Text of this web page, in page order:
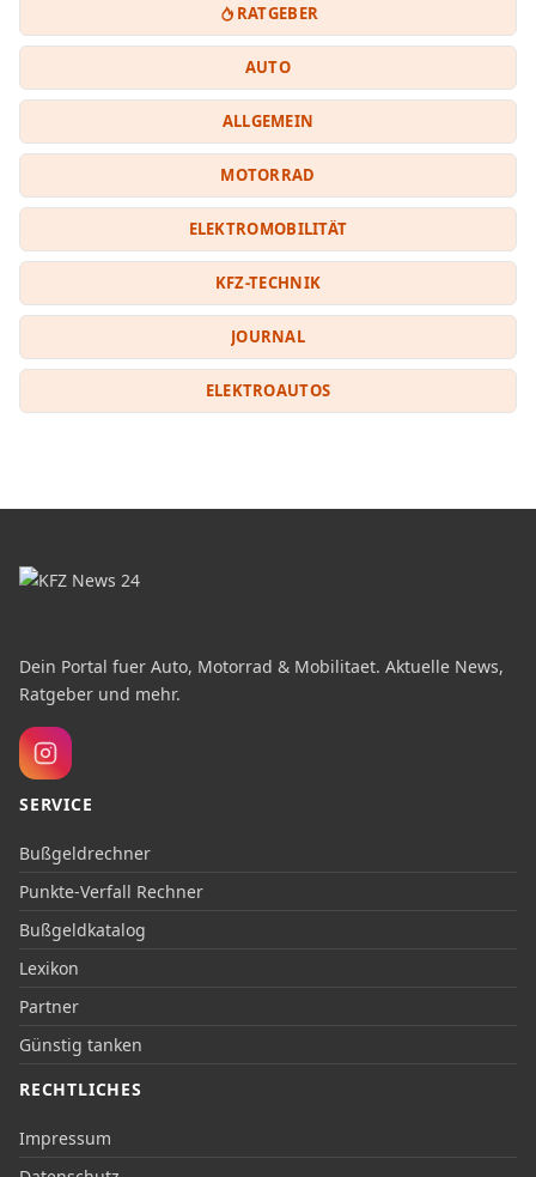
RATGEBER
AUTO
ALLGEMEIN
MOTORRAD
ELEKTROMOBILITÄT
KFZ-TECHNIK
JOURNAL
ELEKTROAUTOS
Dein Portal fuer Auto, Motorrad & Mobilitaet. Aktuelle News,
Ratgeber und mehr.
SERVICE
Bußgeldrechner
Punkte-Verfall Rechner
Bußgeldkatalog
Lexikon
Partner
Günstig tanken
RECHTLICHES
Impressum